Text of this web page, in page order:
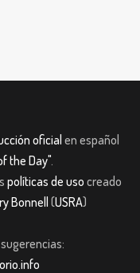
oficialen español
the Day".
políticas de uso creado
Bonnell (USRA)